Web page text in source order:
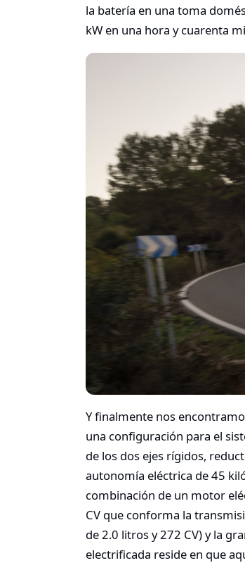
la batería en una toma
kW en una hora y cuarenta
Y finalmente nos
una configuración para el
de los dos ejes rígidos,
autonomía eléctrica de 45
combinación de un motor
CV que conforma la
de 2.0 litros y 272 CV) y la
electrificada reside en que